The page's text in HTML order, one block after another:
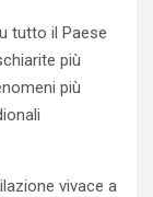
tutto il Paese
più
più
vivace a